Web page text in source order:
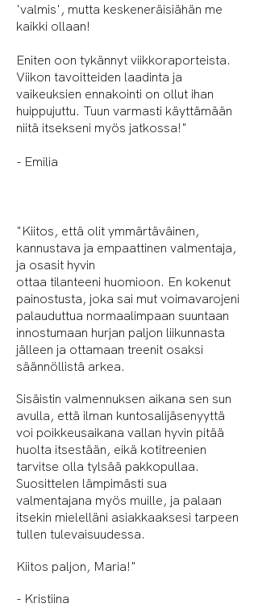
'valmis', mutta keskeneräisiähän me
kaikki ollaan!
Eniten oon tykännyt viikkoraporteista.
Viikon tavoitteiden laadinta ja
vaikeuksien ennakointi on ollut ihan
huippujuttu. Tuun varmasti käyttämään
niitä itsekseni myös jatkossa!"
- Emilia
"Kiitos, että olit ymmärtäväinen,
kannustava ja empaattinen valmentaja,
ja osasit hyvin
ottaa tilanteeni huomioon. En kokenut
painostusta, joka sai mut voimavarojeni
palauduttua normaalimpaan suuntaan
innostumaan hurjan paljon liikunnasta
jälleen ja ottamaan treenit osaksi
säännöllistä arkea.
Sisäistin valmennuksen aikana sen sun
avulla, että ilman kuntosalijäsenyyttä
voi poikkeusaikana vallan hyvin pitää
huolta itsestään, eikä kotitreenien
tarvitse olla tylsää pakkopullaa.
Suosittelen lämpimästi sua
valmentajana myös muille, ja palaan
itsekin mielelläni asiakkaaksesi tarpeen
tullen tulevaisuudessa.
Kiitos paljon, Maria!"
- Kristiina